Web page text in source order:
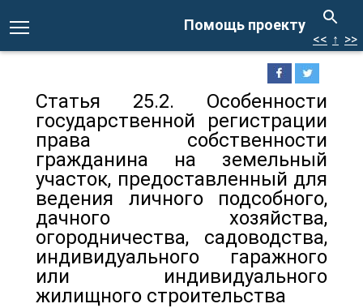
Помощь проекту
<< ↑ >>
Статья 25.2. Особенности
государственной регистрации
права собственности
гражданина на земельный
участок, предоставленный для
ведения личного подсобного,
дачного хозяйства,
огородничества, садоводства,
индивидуального гаражного
или индивидуального
жилищного строительства